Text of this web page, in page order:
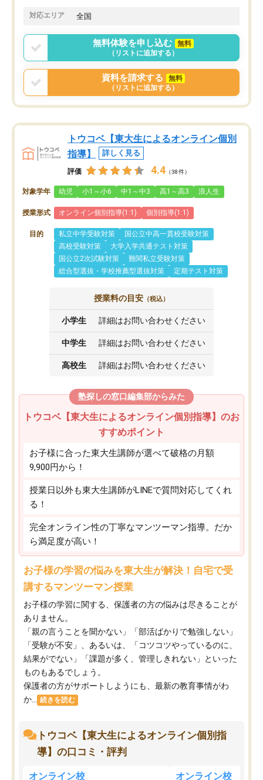
対応エリア 全国
無料体験を申し込む
無料
（リストに追加する）
資料を請求する
無料
（リストに追加する）
トウコベ【東大生によるオンライン個別
指導】
詳しく見る
評価 4.4 （38件）
対象学年 幼児 小1～小6 中1～中3 高1～高3 浪人生
授業形式 オンライン個別指導(1:1) 個別指導(1:1)
目的 私立中学受験対策
国公立中高一貫校受験対策
高校受験対策
大学入学共通テスト対策
国公立2次試験対策
難関私立受験対策
総合型選抜・学校推薦型選抜対策
定期テスト対策
授業料の目安 （税込）
小学生 詳細はお問い合わせください
中学生 詳細はお問い合わせください
高校生 詳細はお問い合わせください
塾探しの窓口編集部からみた
トウコベ【東大生によるオンライン個別指導】のお
すすめポイント
お子様に合った東大生講師が選べて破格の月額
9,900円から！
授業日以外も東大生講師がLINEで質問対応してくれ
る！
完全オンライン性の丁寧なマンツーマン指導。だか
ら満足度が高い！
お子様の学習の悩みを東大生が解決！自宅で受
講するマンツーマン授業
お子様の学習に関する、保護者の方の悩みは尽きることが
ありません。
「親の言うことを聞かない」「部活ばかりで勉強しない」
「受験が不安」、あるいは、「コツコツやっているのに、
結果がでない」「課題が多く、管理しきれない」といった
ものもあるでしょう。
保護者の方がサポートしようにも、最新の教育事情がわ
か...
続きを読む
トウコベ【東大生によるオンライン個別指
導】の口コミ・評判
オンライン校 オンライン校